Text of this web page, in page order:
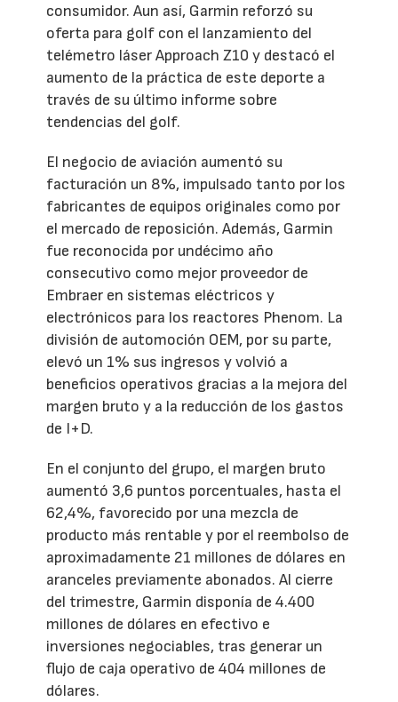
consumidor. Aun así, Garmin reforzó su
oferta para golf con el lanzamiento del
telémetro láser Approach Z10 y destacó el
aumento de la práctica de este deporte a
través de su último informe sobre
tendencias del golf.
El negocio de aviación aumentó su
facturación un 8%, impulsado tanto por los
fabricantes de equipos originales como por
el mercado de reposición. Además, Garmin
fue reconocida por undécimo año
consecutivo como mejor proveedor de
Embraer en sistemas eléctricos y
electrónicos para los reactores Phenom. La
división de automoción OEM, por su parte,
elevó un 1% sus ingresos y volvió a
beneficios operativos gracias a la mejora del
margen bruto y a la reducción de los gastos
de I+D.
En el conjunto del grupo, el margen bruto
aumentó 3,6 puntos porcentuales, hasta el
62,4%, favorecido por una mezcla de
producto más rentable y por el reembolso de
aproximadamente 21 millones de dólares en
aranceles previamente abonados. Al cierre
del trimestre, Garmin disponía de 4.400
millones de dólares en efectivo e
inversiones negociables, tras generar un
flujo de caja operativo de 404 millones de
dólares.